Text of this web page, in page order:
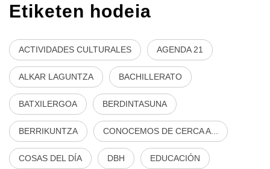
Etiketen hodeia
ACTIVIDADES CULTURALES AGENDA 21
ALKAR LAGUNTZA BACHILLERATO
BATXILERGOA BERDINTASUNA
BERRIKUNTZA CONOCEMOS DE CERCA A...
COSAS DEL DÍA DBH EDUCACIÓN